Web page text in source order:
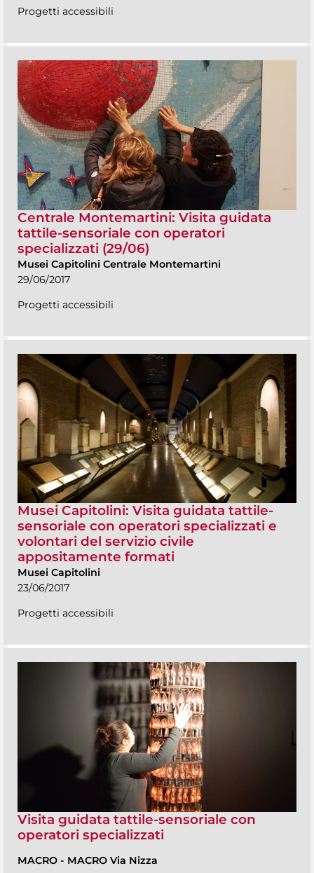
Progetti accessibili
Centrale Montemartini: Visita guidata
tattile-sensoriale con operatori
specializzati (29/06)
Musei Capitolini Centrale Montemartini
29/06/2017
Progetti accessibili
Musei Capitolini: Visita guidata tattile-
sensoriale con operatori specializzati e
volontari del servizio civile
appositamente formati
Musei Capitolini
23/06/2017
Progetti accessibili
Visita guidata tattile-sensoriale con
operatori specializzati
MACRO - MACRO Via Nizza